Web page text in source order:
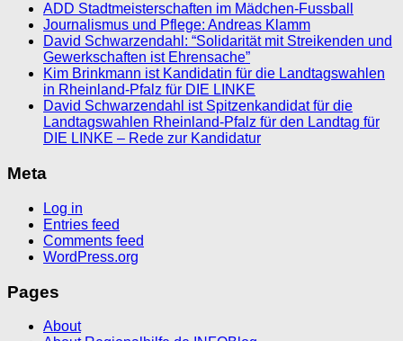
ADD Stadtmeisterschaften im Mädchen-Fussball
Journalismus und Pflege: Andreas Klamm
David Schwarzendahl: “Solidarität mit Streikenden und
Gewerkschaften ist Ehrensache”
Kim Brinkmann ist Kandidatin für die Landtagswahlen
in Rheinland-Pfalz für DIE LINKE
David Schwarzendahl ist Spitzenkandidat für die
Landtagswahlen Rheinland-Pfalz für den Landtag für
DIE LINKE – Rede zur Kandidatur
Meta
Log in
Entries feed
Comments feed
WordPress.org
Pages
About